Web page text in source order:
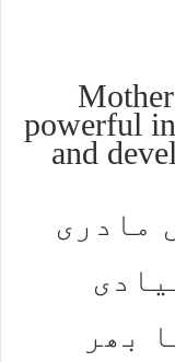
powerful
and
مادری
بھر